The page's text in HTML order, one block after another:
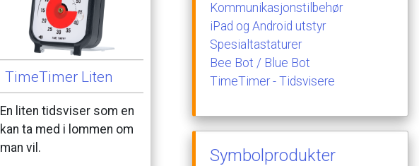
TimeTimer Liten
En liten tidsviser som en
kan ta med i lommen om
man vil.
Kommunikasjonstilbehør
iPad og Android utstyr
Spesialtastaturer
Bee Bot / Blue Bot
TimeTimer - Tidsvisere
Symbolprodukter